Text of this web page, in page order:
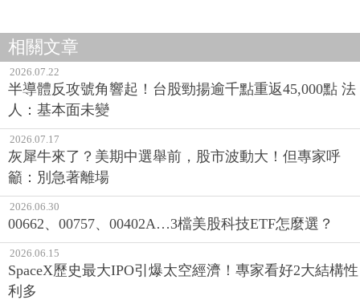
相關文章
2026.07.22
半導體反攻號角響起！台股勁揚逾千點重返45,000點 法
人：基本面未變
2026.07.17
灰犀牛來了？美期中選舉前，股市波動大！但專家呼
籲：別急著離場
2026.06.30
00662、00757、00402A…3檔美股科技ETF怎麼選？
2026.06.15
SpaceX歷史最大IPO引爆太空經濟！專家看好2大結構性
利多